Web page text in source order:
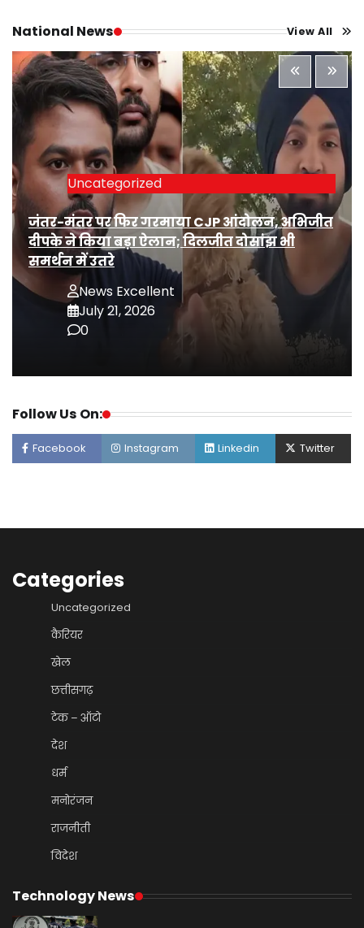
National News View All
Uncategorized
जंतर-मंतर पर फिर गरमाया CJP आंदोलन, अभिजीत
दीपके ने किया बड़ा ऐलान; दिलजीत दोसांझ भी
समर्थन में उतरे
News Excellent
July 21, 2026
0
Follow Us On:
Facebook Instagram Linkedin Twitter
Categories
Uncategorized
कैरियर
खेल
छत्तीसगढ़
टेक – ऑटो
देश
धर्म
मनोरंजन
राजनीती
विदेश
Technology News